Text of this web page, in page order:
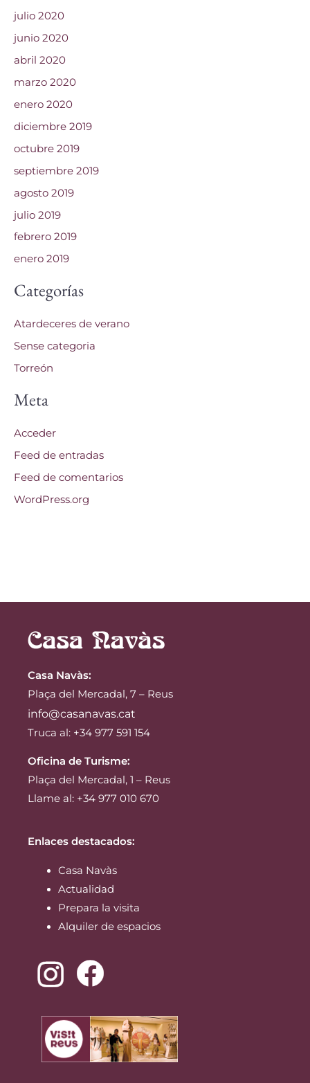
julio 2020
junio 2020
abril 2020
marzo 2020
enero 2020
diciembre 2019
octubre 2019
septiembre 2019
agosto 2019
julio 2019
febrero 2019
enero 2019
Categorías
Atardeceres de verano
Sense categoria
Torreón
Meta
Acceder
Feed de entradas
Feed de comentarios
WordPress.org
Casa Navàs:
Plaça del Mercadal, 7 – Reus
info@casanavas.cat
Truca al: +34 977 591 154
Oficina de Turisme:
Plaça del Mercadal, 1 – Reus
Llame al: +34 977 010 670
Enlaces destacados:
Casa Navàs
Actualidad
Prepara la visita
Alquiler de espacios